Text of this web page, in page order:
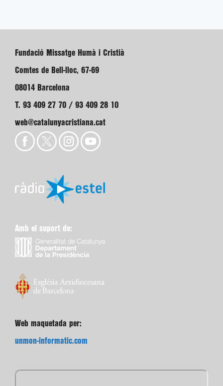
Fundació Missatge Humà i Cristià
Comtes de Bell-lloc, 67-69
08014 Barcelona
T. 93 409 27 70 / 93 409 28 10
web@catalunyacristiana.cat
Amb el suport de:
Web maquetada per:
unmon-informatic.com